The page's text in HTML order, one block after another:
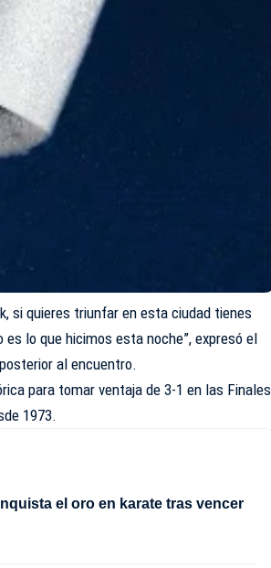
si quieres triunfar en esta ciudad tienes
lo que hicimos esta noche”, expresó el
al encuentro.
para tomar ventaja de 3-1 en las Finales
1973.
el oro en karate tras vencer